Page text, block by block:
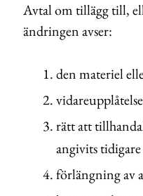
Avtal om tillägg till,
ändringen avser:
den materiel
rätt att
angivits tidigare
förlängning av